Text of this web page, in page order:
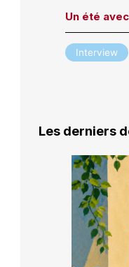
Un été
Interview
Les derniers